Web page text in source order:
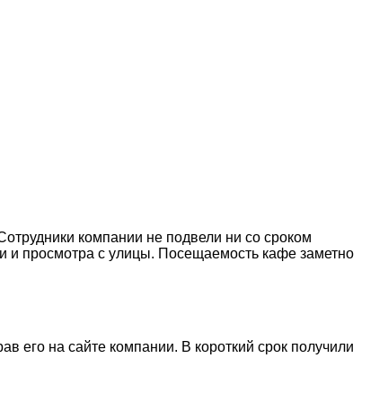
компании не подвели ни со сроком
и просмотра с улицы. Посещаемость кафе заметно
его на сайте компании. В короткий срок получили